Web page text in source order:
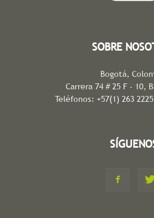
SOBRE
Bogotá,
Carrera 74 # 25 F - 10,
Teléfonos: +57(1) 263